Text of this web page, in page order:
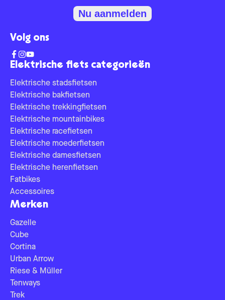
Elektrische fiets categorieën
Elektrische stadsfietsen
Elektrische bakfietsen
Elektrische trekkingfietsen
Elektrische mountainbikes
Elektrische racefietsen
Elektrische moederfietsen
Elektrische damesfietsen
Elektrische herenfietsen
Fatbikes
Accessoires
Merken
Gazelle
Cube
Cortina
Urban Arrow
Riese & Müller
Tenways
Trek
Nu aanmelden
Volg ons